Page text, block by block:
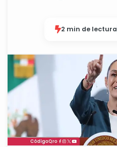
2 min de lectura